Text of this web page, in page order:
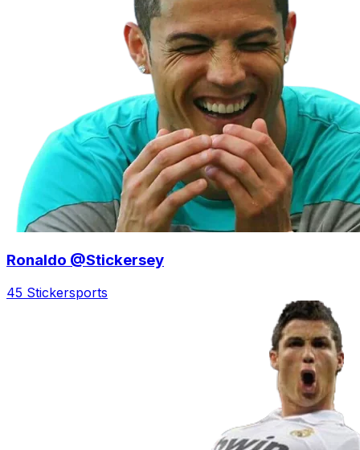
Ronaldo @Stickersey
45 Stickersports